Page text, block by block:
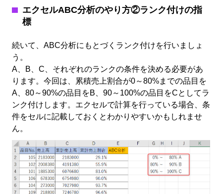
エクセルABC分析のやり方②ランク付けの指
標
続いて、 ABC分析にもとづくランク付けを行いましょ
う。
A、B、C、それぞれのランクの条件を決める必要があ
ります。今回は、累積売上割合が0～80%までの品目を
A、80～90%の品目をB、90～100%の品目をCとしてラ
ンク付けします。エクセルで計算を行っている場合、条
件をセルに記載しておくとわかりやすいかもしれませ
ん。